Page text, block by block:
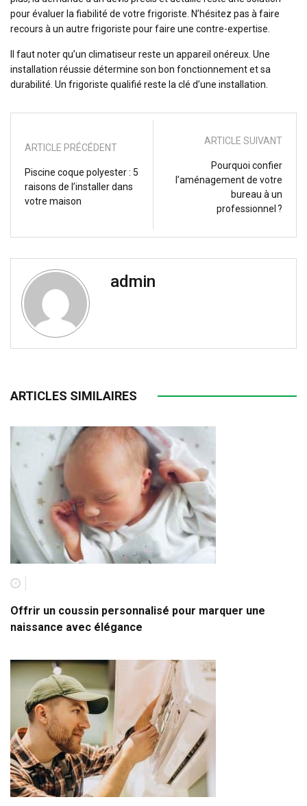
pour évaluer la fiabilité de votre frigoriste. N’hésitez pas à faire
recours à un autre frigoriste pour faire une contre-expertise.
Il faut noter qu’un climatiseur reste un appareil onéreux. Une
installation réussie détermine son bon fonctionnement et sa
durabilité. Un frigoriste qualifié reste la clé d’une installation.
ARTICLE PRÉCÉDENT
Piscine coque polyester : 5
raisons de l’installer dans
votre maison
ARTICLE SUIVANT
Pourquoi confier
l’aménagement de votre
bureau à un
professionnel ?
admin
ARTICLES SIMILAIRES
Offrir un coussin personnalisé pour marquer une
naissance avec élégance